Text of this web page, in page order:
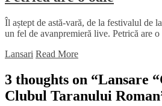
Îl aștept de astă-vară, de la festivalul de
un fel de avanpremieră live. Petrică are o
Lansari Read More
3 thoughts on “Lansare
Clubul Taranului Roman